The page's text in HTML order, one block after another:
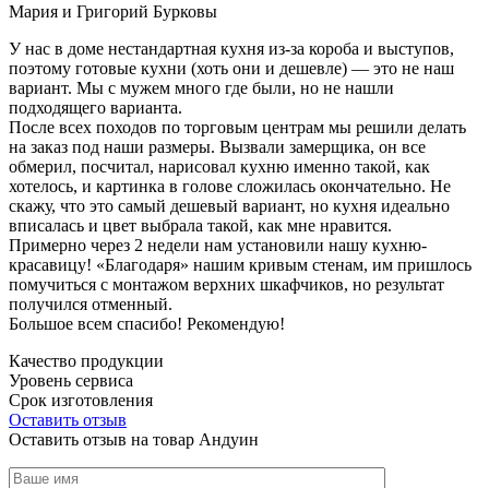
Мария и Григорий Бурковы
У нас в доме нестандартная кухня из-за короба и выступов,
поэтому готовые кухни (хоть они и дешевле) — это не наш
вариант. Мы с мужем много где были, но не нашли
подходящего варианта.
После всех походов по торговым центрам мы решили делать
на заказ под наши размеры. Вызвали замерщика, он все
обмерил, посчитал, нарисовал кухню именно такой, как
хотелось, и картинка в голове сложилась окончательно. Не
скажу, что это самый дешевый вариант, но кухня идеально
вписалась и цвет выбрала такой, как мне нравится.
Примерно через 2 недели нам установили нашу кухню-
красавицу! «Благодаря» нашим кривым стенам, им пришлось
помучиться с монтажом верхних шкафчиков, но результат
получился отменный.
Большое всем спасибо! Рекомендую!
Качество продукции
Уровень сервиса
Срок изготовления
Оставить отзыв
Оставить отзыв на товар Андуин